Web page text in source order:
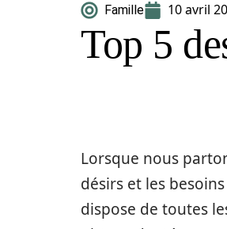
Famille 10 avril
Top 5
Lorsque nous
désirs et les besoins
dispose de toutes